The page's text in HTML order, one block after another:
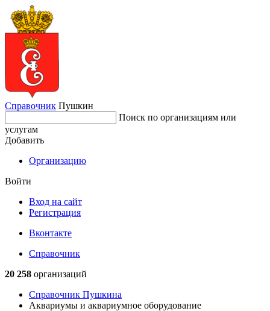
Справочник Пушкин
Поиск по организациям или
услугам
Добавить
Организацию
Войти
Вход на сайт
Регистрация
Вконтакте
Справочник
20 258 организаций
Справочник Пушкина
Аквариумы и аквариумное оборудование